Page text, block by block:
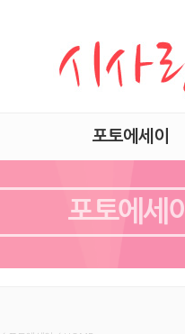
포토에세이
포토에세이